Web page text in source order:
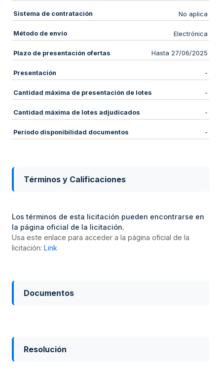
Sistema de contratación No aplica
Método de envío Electrónica
Plazo de presentación ofertas Hasta 27/06/2025
Presentación -
Cantidad máxima de presentación de lotes -
Cantidad máxima de lotes adjudicados -
Período disponibilidad documentos -
Términos y Calificaciones
Los términos de esta licitación pueden encontrarse en
la página oficial de la licitación.
Usa este enlace para acceder a la página oficial de la
licitación: Link
Documentos
Resolución